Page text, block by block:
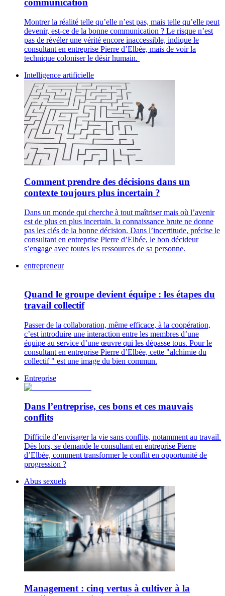
communication
Montrer la réalité telle qu’elle n’est pas, mais telle qu’elle peut
devenir, est-ce de la bonne communication ? Le risque n’est
pas de révéler une vérité encore inaccessible, indique le
consultant en entreprise Pierre d’Elbée, mais de voir la
technique coloniser le désir humain.
Intelligence artificielle
Comment prendre des décisions dans un
contexte toujours plus incertain ?
Dans un monde qui cherche à tout maîtriser mais où l’avenir
est de plus en plus incertain, la connaissance brute ne donne
pas les clés de la bonne décision. Dans l’incertitude, précise le
consultant en entreprise Pierre d’Elbée, le bon décideur
s’engage avec toutes les ressources de sa personne.
entrepreneur
Quand le groupe devient équipe : les étapes du
travail collectif
Passer de la collaboration, même efficace, à la coopération,
c’est introduire une interaction entre les membres d’une
équipe au service d’une œuvre qui les dépasse tous. Pour le
consultant en entreprise Pierre d’Elbée, cette "alchimie du
collectif " est une image du bien commun.
Entreprise
Dans l’entreprise, ces bons et ces mauvais
conflits
Difficile d’envisager la vie sans conflits, notamment au travail.
Dès lors, se demande le consultant en entreprise Pierre
d’Elbée, comment transformer le conflit en opportunité de
progression ?
Abus sexuels
Management : cinq vertus à cultiver à la